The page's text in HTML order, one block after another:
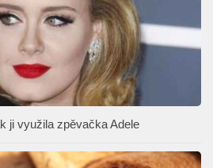
ji využila zpěvačka Adele